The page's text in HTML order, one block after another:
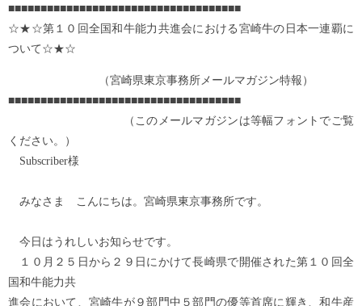
■■■■■■■■■■■■■■■■■■■■■■■■■■■■■■■■■■■■
☆★☆第１０回全国和牛能力共進会における宮崎牛の日本一連覇に
ついて☆★☆
（宮崎県東京事務所メールマガジン特報）
■■■■■■■■■■■■■■■■■■■■■■■■■■■■■■■■■■■■
（このメールマガジンは等幅フォントでご覧
ください。）
Subscriber様
みなさま こんにちは。宮崎県東京事務所です。
今日はうれしいお知らせです。
１０月２５日から２９日にかけて長崎県で開催された第１０回全
国和牛能力共
進会において、宮崎牛が９部門中５部門の優等首席に輝き、和牛産